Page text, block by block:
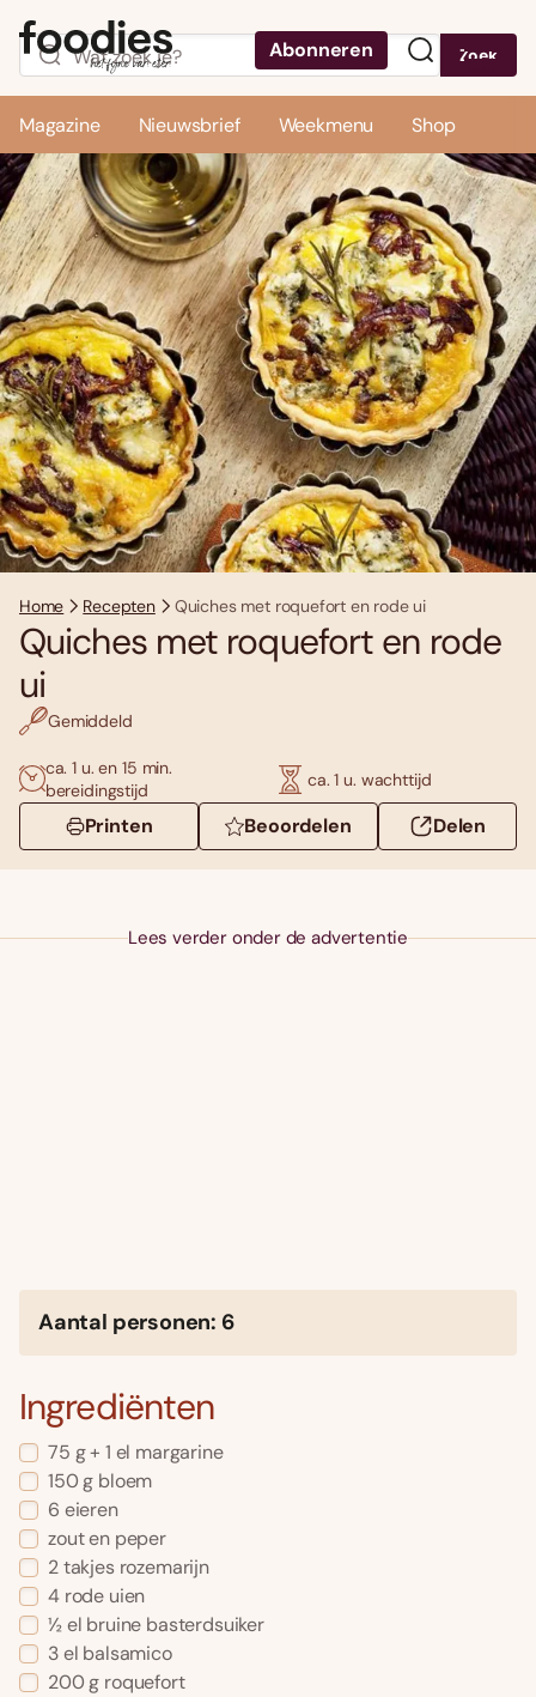
Abonneren Zoek
Magazine Nieuwsbrief Weekmenu Shop
Home Recepten Quiches met roquefort en rode ui
Quiches met roquefort en rode
ui
Gemiddeld
ca. 1 u. en 15 min.
bereidingstijd
ca. 1 u. wachttijd
Printen Beoordelen Delen
Lees verder onder de advertentie
Aantal personen: 6
Ingrediënten
75 g + 1 el margarine
150 g bloem
6 eieren
zout en peper
2 takjes rozemarijn
4 rode uien
½ el bruine basterdsuiker
3 el balsamico
200 g roquefort